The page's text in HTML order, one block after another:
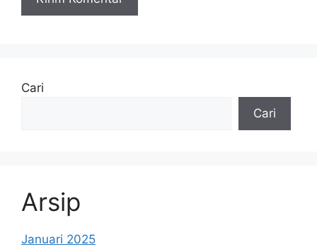
Cari
Cari
Arsip
Januari 2025